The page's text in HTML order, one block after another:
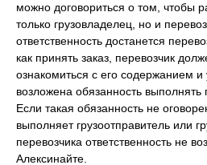
можно договориться о том, чтобы
только грузовладелец, но и
ответственность достанется
как принять заказ, перевозчик
ознакомиться с его содержанием и
возложена обязанность выполнять
Если такая обязанность не
выполняет грузоотправитель или
перевозчика ответственность не
Алексинайте.